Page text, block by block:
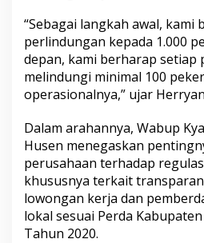
k
e
r
j
a
P
r
e
m
p
u
a
R
“Sebagai langkah awal, kami
perlindungan kepada 1.000
depan, kami berharap setiap
melindungi minimal 100
operasionalnya,” ujar
Dalam arahannya, Wabup
Husen menegaskan
perusahaan terhadap
khususnya terkait
lowongan kerja dan
lokal sesuai Perda
Tahun 2020.